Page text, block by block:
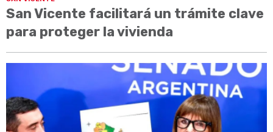
San Vicente facilitará un trámite clave
para proteger la vivienda